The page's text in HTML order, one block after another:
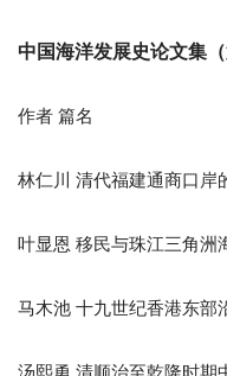
中国海洋发展史论文集（
作者 篇名
林仁川 清代福建通商口岸
叶显恩 移民与珠江三角洲
马木池 十九世纪香港东部
汤熙勇 清顺治至乾隆时期